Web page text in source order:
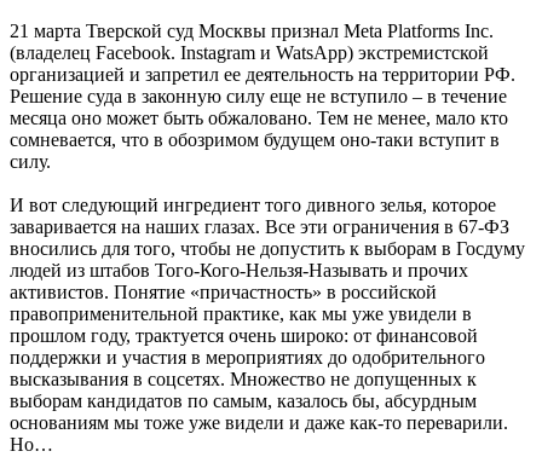
21 марта Тверской суд Москвы признал Meta Platforms Inc.
(владелец Facebook. Instagram и WatsApp) экстремистской
организацией и запретил ее деятельность на территории РФ.
Решение суда в законную силу еще не вступило – в течение
месяца оно может быть обжаловано. Тем не менее, мало кто
сомневается, что в обозримом будущем оно-таки вступит в
силу.
И вот следующий ингредиент того дивного зелья, которое
заваривается на наших глазах. Все эти ограничения в 67-ФЗ
вносились для того, чтобы не допустить к выборам в Госдуму
людей из штабов Того-Кого-Нельзя-Называть и прочих
активистов. Понятие «причастность» в российской
правоприменительной практике, как мы уже увидели в
прошлом году, трактуется очень широко: от финансовой
поддержки и участия в мероприятиях до одобрительного
высказывания в соцсетях. Множество не допущенных к
выборам кандидатов по самым, казалось бы, абсурдным
основаниям мы тоже уже видели и даже как-то переварили.
Но…